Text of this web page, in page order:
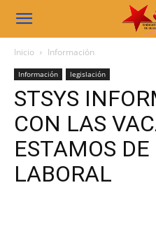
Sindicato
STS
Inicio Información
Información legislación
STSYS
CON LAS
ESTAMOS
LABORAL